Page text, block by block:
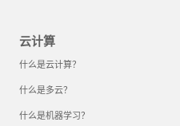
云计算
什么是云计算？
什么是多云？
什么是机器学习？